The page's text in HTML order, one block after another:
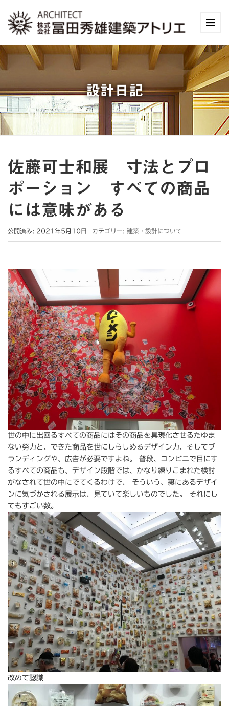
設計日記
佐藤可士和展 寸法とプロ
ポーション すべての商品
には意味がある
公開済み: 2021年5月10日 カテゴリー: 建築・設計について
世の中に出回るすべての商品にはその商品を具現化させるたゆま
ない努力と、できた商品を世にしらしめるデザイン力、そしてブ
ランディングや、広告が必要ですよね。 普段、コンビニで目にす
るすべての商品も、デザイン段階では、かなり練りこまれた検討
がなされて世の中にでてくるわけで、 そういう、裏にあるデザイ
ンに気づかされる展示は、見ていて楽しいものでした。 それにし
てもすごい数。
改めて認識